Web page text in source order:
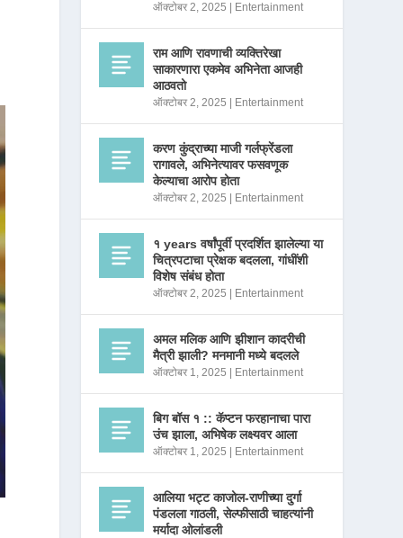
ऑक्टोबर 2, 2025 Entertainment
राम आणि रावणाची व्यक्तिरेखा
साकारणारा एकमेव अभिनेता आजही
आठवतो
ऑक्टोबर 2, 2025 Entertainment
करण कुंद्राच्या माजी गर्लफ्रेंडला
रागावले, अभिनेत्यावर फसवणूक
केल्याचा आरोप होता
ऑक्टोबर 2, 2025 Entertainment
१ years वर्षांपूर्वी प्रदर्शित झालेल्या या
चित्रपटाचा प्रेक्षक बदलला, गांधींशी
विशेष संबंध होता
ऑक्टोबर 2, 2025 Entertainment
अमल मलिक आणि झीशान कादरीची
मैत्री झाली? मनमानी मध्ये बदलले
ऑक्टोबर 1, 2025 Entertainment
बिग बॉस १ :: कॅप्टन फरहानाचा पारा
उंच झाला, अभिषेक लक्ष्यवर आला
ऑक्टोबर 1, 2025 Entertainment
आलिया भट्ट काजोल-राणीच्या दुर्गा
पंडलला गाठली, सेल्फीसाठी चाहत्यांनी
मर्यादा ओलांडली